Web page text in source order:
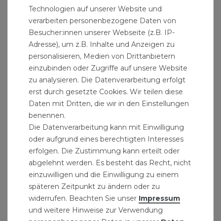
Erweitern und Umbau von Wasserleitungen
Messing Formteile mit metrischen Gewinde
und Klemmringverschraubungen
Messing Rohrfittinge zum Anschluss von
Bauteilen, Rohren und Armaturen
Klemmring-Anschlussverschraubungen aus
dem Hause Caleffi
Klemmverbinder für PE-Rohre
Produktdaten:
für PE-Rohr Ø: 40 mm
aus Messing
für PE-Kunststoffrohre
max. Betriebsdruck: 16 bar
max. Betriebstemperatur: 40°C
Technologien auf unserer Website und
verarbeiten personenbezogene Daten von
Besucher:innen unserer Webseite (z.B. IP-
Adresse), um z.B. Inhalte und Anzeigen zu
personalisieren, Medien von Drittanbietern
einzubinden oder Zugriffe auf unsere Website
zu analysieren. Die Datenverarbeitung erfolgt
erst durch gesetzte Cookies. Wir teilen diese
Daten mit Dritten, die wir in den Einstellungen
benennen.
Die Datenverarbeitung kann mit Einwilligung
oder aufgrund eines berechtigten Interesses
erfolgen. Die Zustimmung kann erteilt oder
abgelehnt werden. Es besteht das Recht, nicht
einzuwilligen und die Einwilligung zu einem
späteren Zeitpunkt zu ändern oder zu
widerrufen. Beachten Sie unser Impressum
und weitere Hinweise zur Verwendung